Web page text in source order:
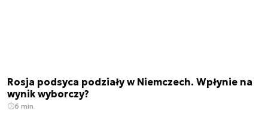
Rosja podsyca podziały w Niemczech. Wpłynie na
wynik wyborczy?
6 min.